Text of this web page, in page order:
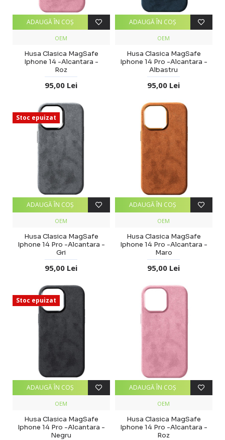
OEM
Husa Clasica MagSafe
Iphone 14 -Alcantara -
Roz
95,00 Lei
ADAUGĂ ÎN COŞ
OEM
Husa Clasica MagSafe
Iphone 14 Pro -Alcantara -
Albastru
95,00 Lei
ADAUGĂ ÎN COŞ
Stoc epuizat
OEM
Husa Clasica MagSafe
Iphone 14 Pro -Alcantara -
Gri
95,00 Lei
ADAUGĂ ÎN COŞ
OEM
Husa Clasica MagSafe
Iphone 14 Pro -Alcantara -
Maro
95,00 Lei
ADAUGĂ ÎN COŞ
Stoc epuizat
OEM
Husa Clasica MagSafe
Iphone 14 Pro -Alcantara -
Negru
ADAUGĂ ÎN COŞ
OEM
Husa Clasica MagSafe
Iphone 14 Pro -Alcantara -
Roz
ADAUGĂ ÎN COŞ